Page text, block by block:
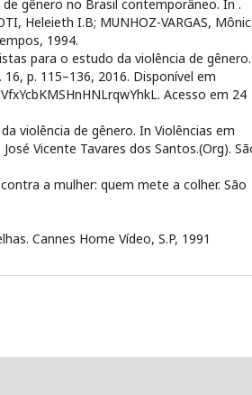
gênero no Brasil contemporâneo. In .
Heleieth I.B; MUNHOZ-VARGAS,
1994.
para o estudo da violência de gênero.
16, p. 115–136, 2016. Disponível em
Acesso em 24
da violência de gênero. In Violências em
Vicente Tavares dos Santos.(Org).
a mulher: quem mete a colher. São
Cannes Home Vídeo, S.P, 1991